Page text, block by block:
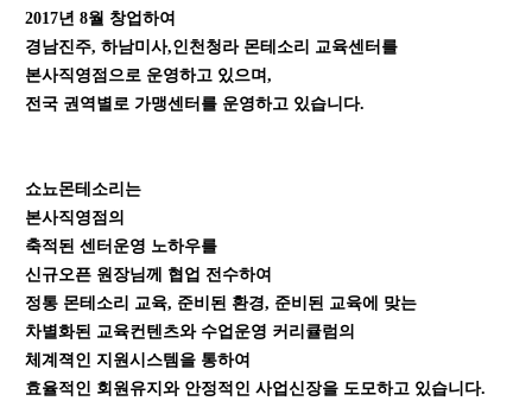
2017년 8월 창업하여
경남진주, 하남미사,인천청라 몬테소리 교육센터를
본사직영점으로 운영하고 있으며,
전국 권역별로 가맹센터를 운영하고 있습니다.
쇼뇨몬테소리는
본사직영점의
축적된 센터운영 노하우를
신규오픈 원장님께 협업 전수하여
정통 몬테소리 교육, 준비된 환경, 준비된 교육에 맞는
차별화된 교육컨텐츠와 수업운영 커리큘럼의
체계젹인 지원시스템을 통하여
효율적인 회원유지와 안정적인 사업신장을 도모하고 있습니다.